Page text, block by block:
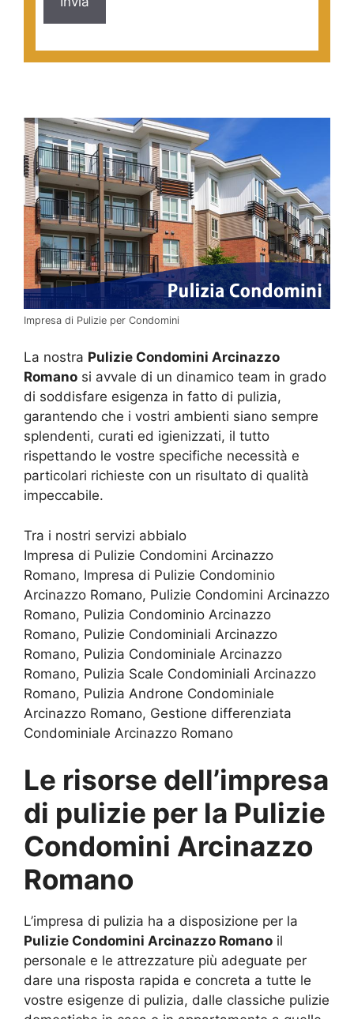
Impresa di Pulizie per Condomini
La nostra Pulizie Condomini Arcinazzo
Romano si avvale di un dinamico team in grado
di soddisfare esigenza in fatto di pulizia,
garantendo che i vostri ambienti siano sempre
splendenti, curati ed igienizzati, il tutto
rispettando le vostre specifiche necessità e
particolari richieste con un risultato di qualità
impeccabile.
Tra i nostri servizi abbialo
Impresa di Pulizie Condomini Arcinazzo
Romano, Impresa di Pulizie Condominio
Arcinazzo Romano, Pulizie Condomini Arcinazzo
Romano, Pulizia Condominio Arcinazzo
Romano, Pulizie Condominiali Arcinazzo
Romano, Pulizia Condominiale Arcinazzo
Romano, Pulizia Scale Condominiali Arcinazzo
Romano, Pulizia Androne Condominiale
Arcinazzo Romano, Gestione differenziata
Condominiale Arcinazzo Romano
Le risorse dell’impresa
di pulizie per la Pulizie
Condomini Arcinazzo
Romano
L’impresa di pulizia ha a disposizione per la
Pulizie Condomini Arcinazzo Romano il
personale e le attrezzature più adeguate per
dare una risposta rapida e concreta a tutte le
vostre esigenze di pulizia, dalle classiche pulizie